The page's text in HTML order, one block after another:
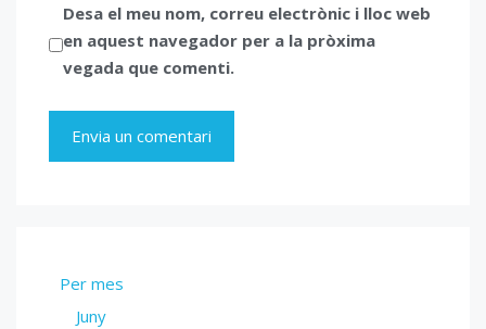
Desa el meu nom, correu electrònic i lloc web
en aquest navegador per a la pròxima
vegada que comenti.
Per mes
Juny